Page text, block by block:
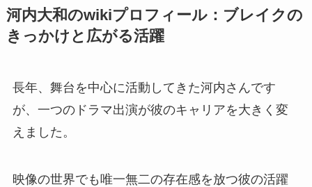
河内大和のwikiプロフィール：ブレイクの
きっかけと広がる活躍
長年、舞台を中心に活動してきた河内さんです
が、一つのドラマ出演が彼のキャリアを大きく変
えました。
映像の世界でも唯一無二の存在感を放つ彼の活躍